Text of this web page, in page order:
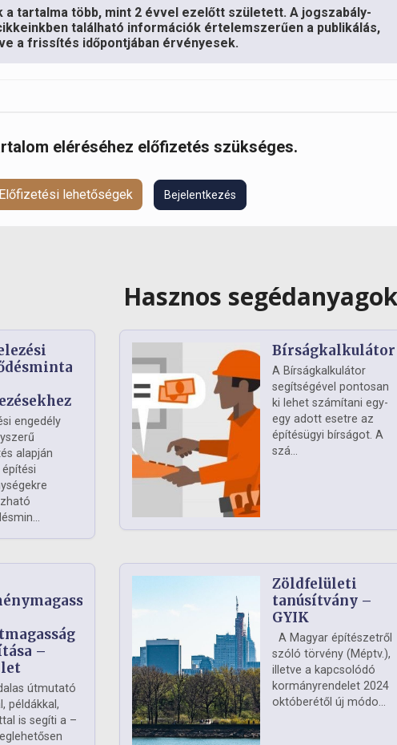
a tartalma több, mint 2 évvel ezelőtt született. A jogszabály-
található információk értelemszerűen a publikálás,
a frissítés időpontjában érvényesek.
eléréséhez előfizetés szükséges.
Előfizetési lehetőségek Bejelentkezés
Hasznos segédanyagok
engedély
alapján
Bírságkalkulátor
A Bírságkalkulátor
segítségével pontosan
ki lehet számítani egy-
egy adott esetre az
építésügyi bírságot. A
szá...
–
útmutató
példákkal,
is segíti a –
Zöldfelületi
tanúsítvány –
GYIK
A Magyar építészetről
szóló törvény (Méptv.),
illetve a kapcsolódó
kormányrendelet 2024
októberétől új módo...